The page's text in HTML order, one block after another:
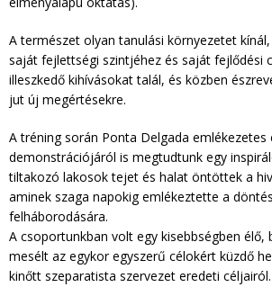
A természet olyan tanulási környezetet
saját fejlettségi szintjéhez és saját fejlődési
illeszkedő kihívásokat talál, és közben
jut új megértésekre.
A tréning során Ponta Delgada emlékezetes
demonstrációjáról is megtudtunk egy
tiltakozó lakosok tejet és halat öntöttek a
aminek szaga napokig emlékeztette a
felháborodására.
A csoportunkban volt egy kisebbségben élő,
mesélt az egykor egyszerű célokért küzdő
kinőtt szeparatista szervezet eredeti céljairól.